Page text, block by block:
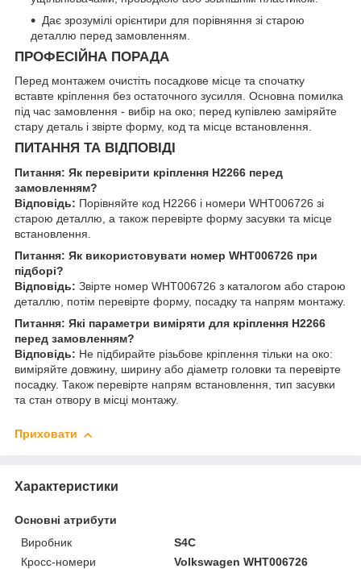
Дає зрозумілі орієнтири для порівняння зі старою
деталлю перед замовленням.
ПРОФЕСІЙНА ПОРАДА
Перед монтажем очистіть посадкове місце та спочатку
вставте кріплення без остаточного зусилля. Основна помилка
під час замовлення - вибір на око; перед купівлею заміряйте
стару деталь і звірте форму, код та місце встановлення.
ПИТАННЯ ТА ВІДПОВІДІ
Питання: Як перевірити кріплення H2266 перед
замовленням?
Відповідь: Порівняйте код H2266 і номери WHT006726 зі
старою деталлю, а також перевірте форму засувки та місце
встановлення.
Питання: Як використовувати номер WHT006726 при
підборі?
Відповідь: Звірте номер WHT006726 з каталогом або старою
деталлю, потім перевірте форму, посадку та напрям монтажу.
Питання: Які параметри виміряти для кріплення H2266
перед замовленням?
Відповідь: Не підбирайте різьбове кріплення тільки на око:
виміряйте довжину, ширину або діаметр головки та перевірте
посадку. Також перевірте напрям встановлення, тип засувки
та стан отвору в місці монтажу.
Приховати
Характеристики
Основні атрибути
Виробник
S4C
Кросс-номери
Volkswagen WHT006726